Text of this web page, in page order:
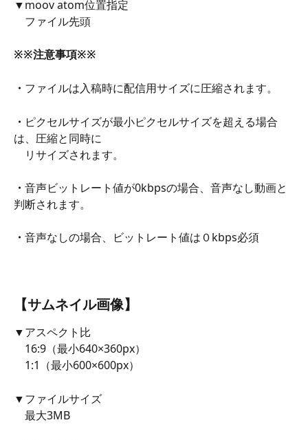
▼moov atom位置指定
ファイル先頭
※※注意事項※※
・ ファイルは入稿時に配信用サイズに圧縮されます。
・ ピクセルサイズが最小ピクセルサイズを超える場合
は、圧縮と同時に
リサイズされます。
・ 音声ビットレート値が0kbpsの場合、音声なし動画と
判断されます。
・ 音声なしの場合、ビットレート値は０kbps必須
【サムネイル画像】
▼アスペクト比
16:9（最小640×360px）
1:1（最小600×600px）
▼ファイルサイズ
最大3MB